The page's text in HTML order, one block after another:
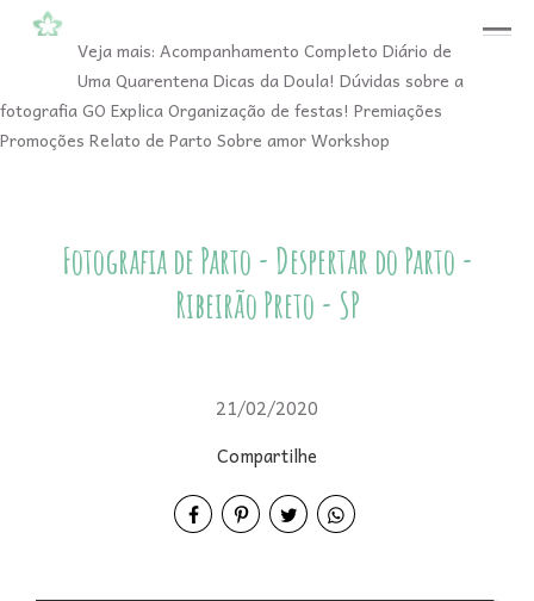
menu
Veja mais: Acompanhamento Completo Diário de
Uma QuarentenaDicas da Doula! Dúvidas sobre a
fotografiaGO ExplicaOrganização de festas! Premiações
Promoções Relato de Parto Sobre amorWorkshop
Fotografia de Parto - Despertar do Parto -
Ribeirão Preto - SP
21/02/2020
Compartilhe